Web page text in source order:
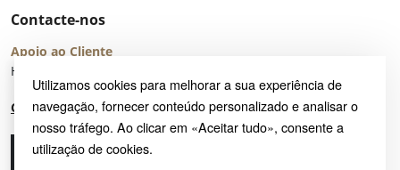
Utilizamos cookies para melhorar a sua experiência de
navegação, fornecer conteúdo personalizado e analisar o
nosso tráfego. Ao clicar em «Aceitar tudo», consente a
utilização de cookies.
Contacte-nos
Apoio ao Cliente
Horário de Atendimento: seg – sex 8:00 – 16:00 (UTC+2)
Centro de Ajuda
Ligue-nos